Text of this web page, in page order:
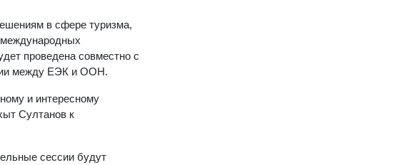
в сфере туризма,
международных
проведена совместно с
между ЕЭК и ООН.
и интересному
Султанов к
сессии будут